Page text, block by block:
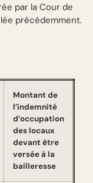
par la Cour de
précédemment.
Montant de
l’indemnité
d’occupation
des locaux
devant être
versée à la
bailleresse